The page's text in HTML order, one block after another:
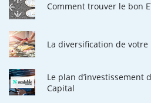
Comment trouver le bon
La diversification de
Le plan d’investissement
Capital